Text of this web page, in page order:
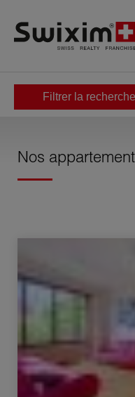
Filtrer la recherche
> Location /
Nos